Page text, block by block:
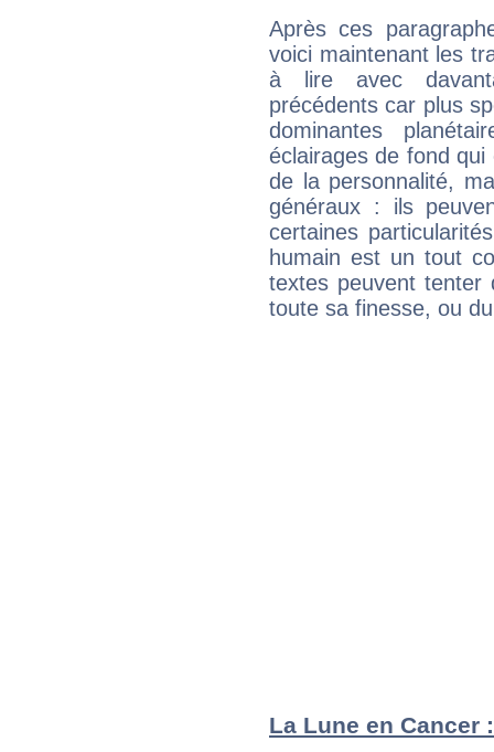
Après ces
voici maintenant les
à lire avec
précédents car plus
dominantes
éclairages de fond
de la personnalité,
généraux : ils
certaines
humain est un tout
textes peuvent tenter
toute sa finesse, ou
La Lune en Cancer